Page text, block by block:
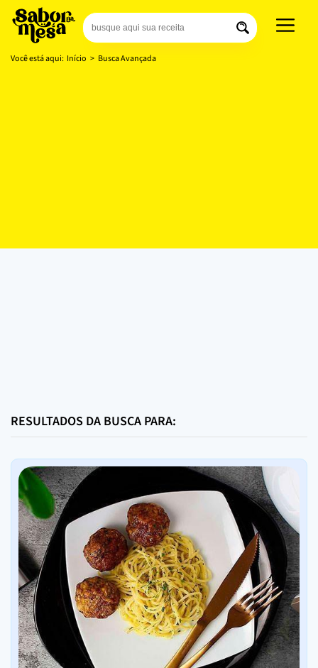
Você está aqui: Início > Busca Avançada
RESULTADOS DA BUSCA PARA: